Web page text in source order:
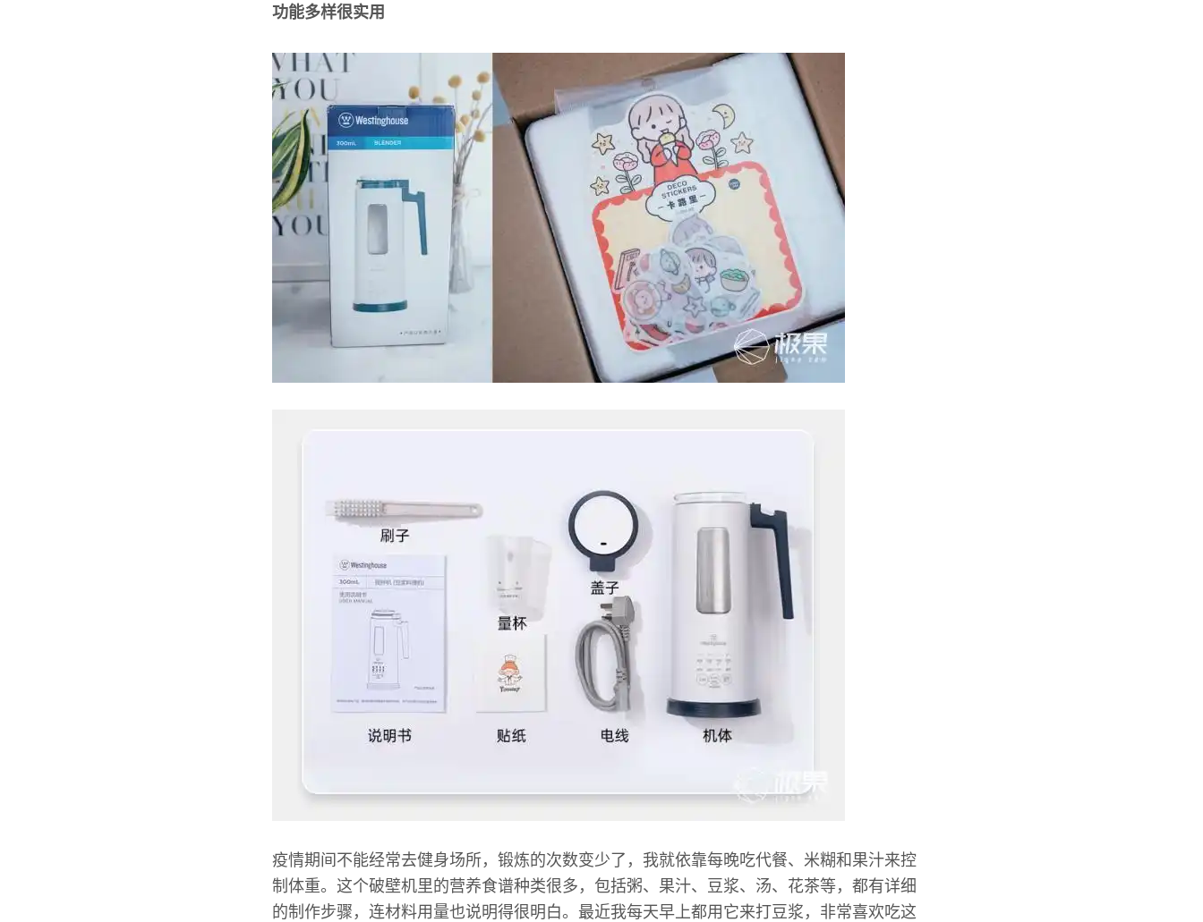
功能多样很实用
疫情期间不能经常去健身场所，锻炼的次数变少了，我就依靠每晚吃代餐、米糊和果汁来控
制体重。这个破壁机里的营养食谱种类很多，包括粥、果汁、豆浆、汤、花茶等，都有详细
的制作步骤，连材料用量也说明得很明白。最近我每天早上都用它来打豆浆，非常喜欢吃这